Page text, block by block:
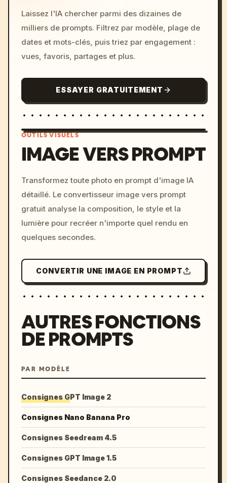
Laissez l'IA chercher parmi des dizaines de
milliers de prompts. Filtrez par modèle, plage de
dates et mots-clés, puis triez par engagement :
vues, favoris, partages et plus.
ESSAYER GRATUITEMENT
c, cyberpunk sunset, neon
colors, 8k --v 6.0
OUTILS VISUELS
IMAGE VERS PROMPT
Transformez toute photo en prompt d'image IA
détaillé. Le convertisseur image vers prompt
gratuit analyse la composition, le style et la
lumière pour recréer n'importe quel rendu en
quelques secondes.
CONVERTIR UNE IMAGE EN PROMPT
AUTRES FONCTIONS
DE PROMPTS
PAR MODÈLE
Consignes GPT Image 2
Consignes Nano Banana Pro
Consignes Seedream 4.5
Consignes GPT Image 1.5
Consignes Seedance 2.0